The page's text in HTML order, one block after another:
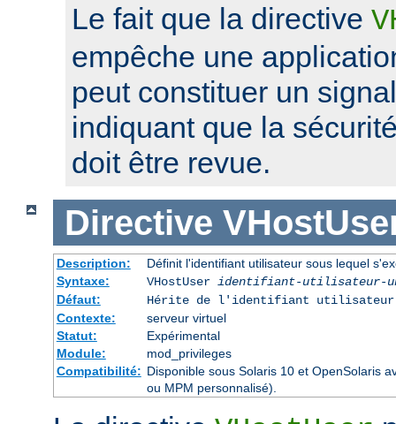
Le fait que la directive
empêche une
peut constituer un
indiquant que la
doit être revue.
Directive
Description:
Définit l'identifiant utilisateur sous lequel
Syntaxe:
VHostUser identifiant-utilisateur-
Défaut:
Hérite de l'identifiant
Contexte:
serveur virtuel
Statut:
Expérimental
Module:
mod_privileges
Compatibilité: Disponible sous Solaris 10 et OpenSolaris
ou MPM personnalisé).